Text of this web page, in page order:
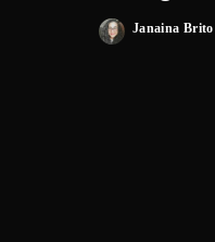
Janaina Brito